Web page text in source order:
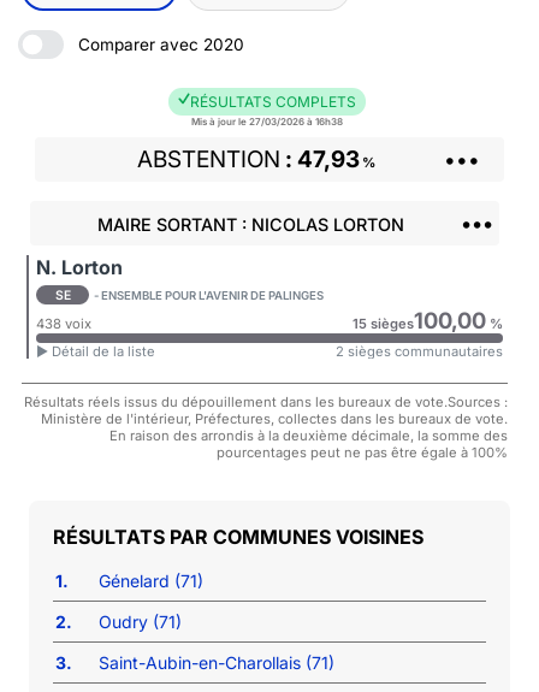
Comparer avec 2020
RÉSULTATS COMPLETS
Mis à jour le 27/03/2026 à 16h38
ABSTENTION 47,93 % •••
MAIRE SORTANT : NICOLAS LORTON •••
N. Lorton
SE - ENSEMBLE POUR L'AVENIR DE PALINGES
438 voix 15 sièges100,00%
► Détail de la liste
2 sièges communautaires
Résultats réels issus du dépouillement dans les bureaux de vote.Sources :
Ministère de l'intérieur, Préfectures, collectes dans les bureaux de vote.
En raison des arrondis à la deuxième décimale, la somme des
pourcentages peut ne pas être égale à 100%
COMMUNES VOISINES
1.
Génelard (71)
2.
Oudry (71)
3.
Saint-Aubin-en-Charollais (71)